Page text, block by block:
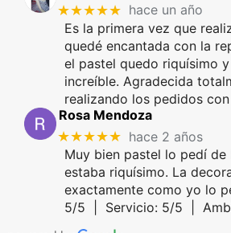
★★★★★ hace un año
Es la primera vez que
quedé encantada con la
el pastel quedo riquísimo
increíble. Agradecida
realizando los pedidos con
Rosa Mendoza
★★★★★ hace 2 años
Muy bien pastel lo pedí de
estaba riquísimo. La
exactamente como yo lo
5/5 | Servicio: 5/5 |